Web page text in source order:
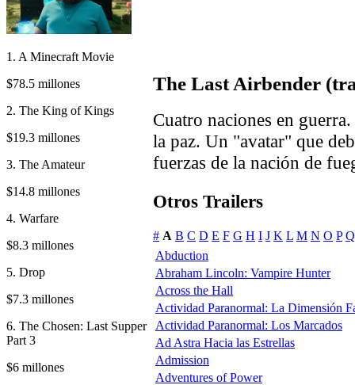
1. A Minecraft Movie
$78.5 millones
2. The King of Kings
$19.3 millones
3. The Amateur
$14.8 millones
4. Warfare
$8.3 millones
5. Drop
$7.3 millones
6. The Chosen: Last Supper
Part 3
$6 millones
The Last Airbender
Cuatro naciones en
la paz. Un "avatar" que
fuerzas de la nación de
Otros Trailers
# A B C D E F G H I J K L M N O P Q
Abduction
Abraham Lincoln: Vampire Hunter
Across the Hall
Actividad Paranormal: La Dimensión
Actividad Paranormal: Los Marcados
Ad Astra Hacia las Estrellas
Admission
Adventures of Power